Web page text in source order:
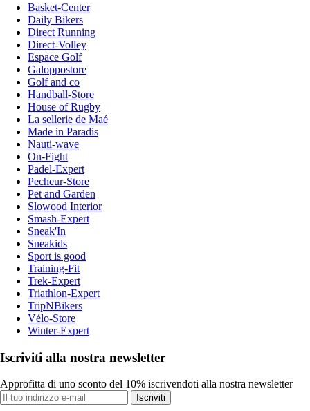
Basket-Center
Daily Bikers
Direct Running
Direct-Volley
Espace Golf
Galoppostore
Golf and co
Handball-Store
House of Rugby
La sellerie de Maé
Made in Paradis
Nauti-wave
On-Fight
Padel-Expert
Pecheur-Store
Pet and Garden
Slowood Interior
Smash-Expert
Sneak'In
Sneakids
Sport is good
Training-Fit
Trek-Expert
Triathlon-Expert
TripNBikers
Vélo-Store
Winter-Expert
Iscriviti alla nostra newsletter
Approfitta di uno sconto del 10% iscrivendoti alla nostra newsletter
Iscriviti